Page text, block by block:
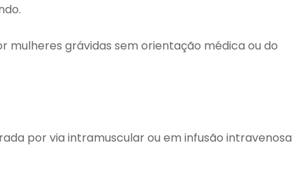
mulheres grávidas sem orientação médica ou do
por via intramuscular ou em infusão intravenosa